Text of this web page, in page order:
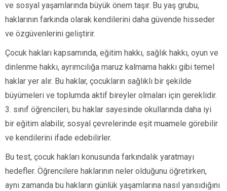
ve sosyal yaşamlarında büyük önem taşır. Bu yaş grubu,
haklarının farkında olarak kendilerini daha güvende hisseder
ve özgüvenlerini geliştirir.
Çocuk hakları kapsamında, eğitim hakkı, sağlık hakkı, oyun ve
dinlenme hakkı, ayrımcılığa maruz kalmama hakkı gibi temel
haklar yer alır. Bu haklar, çocukların sağlıklı bir şekilde
büyümeleri ve toplumda aktif bireyler olmaları için gereklidir.
3. sınıf öğrencileri, bu haklar sayesinde okullarında daha iyi
bir eğitim alabilir, sosyal çevrelerinde eşit muamele görebilir
ve kendilerini ifade edebilirler.
Bu test, çocuk hakları konusunda farkındalık yaratmayı
hedefler. Öğrencilere haklarının neler olduğunu öğretirken,
aynı zamanda bu hakların günlük yaşamlarına nasıl yansıdığını